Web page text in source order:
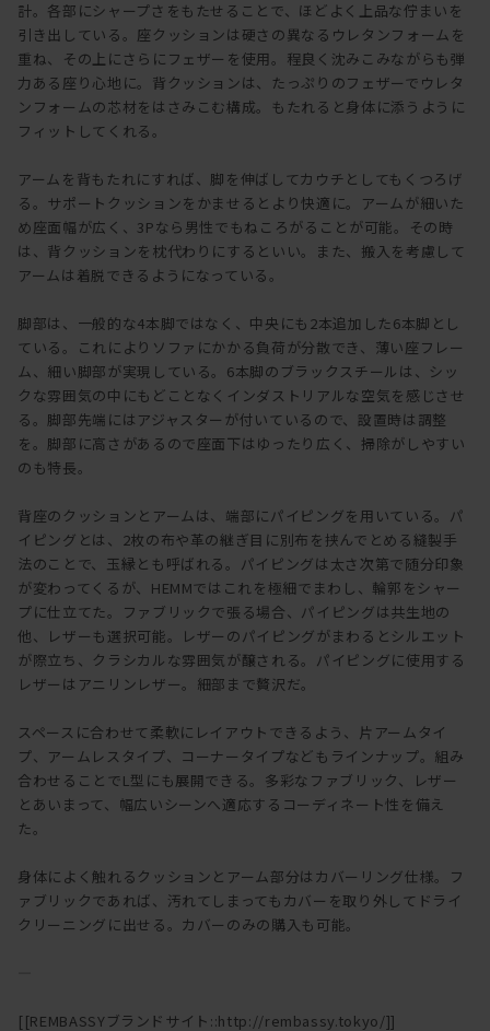
計。各部にシャープさをもたせることで、ほどよく上品な佇まいを
引き出している。座クッションは硬さの異なるウレタンフォームを
重ね、その上にさらにフェザーを使用。程良く沈みこみながらも弾
力ある座り心地に。背クッションは、たっぷりのフェザーでウレタ
ンフォームの芯材をはさみこむ構成。もたれると身体に添うように
フィットしてくれる。
アームを背もたれにすれば、脚を伸ばしてカウチとしてもくつろげ
る。サポートクッションをかませるとより快適に。アームが細いた
め座面幅が広く、3Pなら男性でもねころがることが可能。その時
は、背クッションを枕代わりにするといい。また、搬入を考慮して
アームは着脱できるようになっている。
脚部は、一般的な4本脚ではなく、中央にも2本追加した6本脚とし
ている。これによりソファにかかる負荷が分散でき、薄い座フレー
ム、細い脚部が実現している。6本脚のブラックスチールは、シッ
クな雰囲気の中にもどことなくインダストリアルな空気を感じさせ
る。脚部先端にはアジャスターが付いているので、設置時は調整
を。脚部に高さがあるので座面下はゆったり広く、掃除がしやすい
のも特長。
背座のクッションとアームは、端部にパイピングを用いている。パ
イピングとは、2枚の布や革の継ぎ目に別布を挟んでとめる縫製手
法のことで、玉縁とも呼ばれる。パイピングは太さ次第で随分印象
が変わってくるが、HEMMではこれを極細でまわし、輪郭をシャー
プに仕立てた。ファブリックで張る場合、パイピングは共生地の
他、レザーも選択可能。レザーのパイピングがまわるとシルエット
が際立ち、クラシカルな雰囲気が醸される。パイピングに使用する
レザーはアニリンレザー。細部まで贅沢だ。
スペースに合わせて柔軟にレイアウトできるよう、片アームタイ
プ、アームレスタイプ、コーナータイプなどもラインナップ。組み
合わせることでL型にも展開できる。多彩なファブリック、レザー
とあいまって、幅広いシーンへ適応するコーディネート性を備え
た。
身体によく触れるクッションとアーム部分はカバーリング仕様。フ
ァブリックであれば、汚れてしまってもカバーを取り外してドライ
クリーニングに出せる。カバーのみの購入も可能。
[[REMBASSYブランドサイト::http://rembassy.tokyo/]]